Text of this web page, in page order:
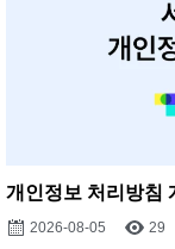
개인정보 처리방침
2026-08-05 29